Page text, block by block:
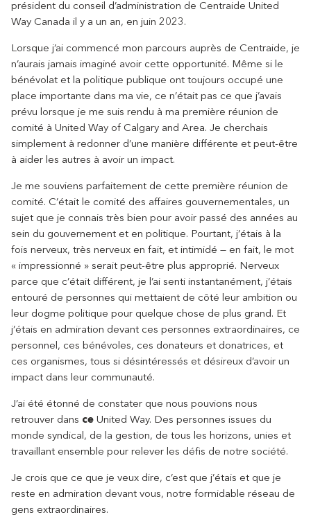
président du conseil d’administration de Centraide United
Way Canada il y a un an, en juin 2023.
Lorsque j’ai commencé mon parcours auprès de Centraide, je
n’aurais jamais imaginé avoir cette opportunité. Même si le
bénévolat et la politique publique ont toujours occupé une
place importante dans ma vie, ce n’était pas ce que j’avais
prévu lorsque je me suis rendu à ma première réunion de
comité à United Way of Calgary and Area. Je cherchais
simplement à redonner d’une manière différente et peut-être
à aider les autres à avoir un impact.
Je me souviens parfaitement de cette première réunion de
comité. C’était le comité des affaires gouvernementales, un
sujet que je connais très bien pour avoir passé des années au
sein du gouvernement et en politique. Pourtant, j’étais à la
fois nerveux, très nerveux en fait, et intimidé — en fait, le mot
« impressionné » serait peut-être plus approprié. Nerveux
parce que c’était différent, je l’ai senti instantanément, j’étais
entouré de personnes qui mettaient de côté leur ambition ou
leur dogme politique pour quelque chose de plus grand. Et
j’étais en admiration devant ces personnes extraordinaires, ce
personnel, ces bénévoles, ces donateurs et donatrices, et
ces organismes, tous si désintéressés et désireux d’avoir un
impact dans leur communauté.
J’ai été étonné de constater que nous pouvions nous
retrouver dans ce United Way. Des personnes issues du
monde syndical, de la gestion, de tous les horizons, unies et
travaillant ensemble pour relever les défis de notre société.
Je crois que ce que je veux dire, c’est que j’étais et que je
reste en admiration devant vous, notre formidable réseau de
gens extraordinaires.